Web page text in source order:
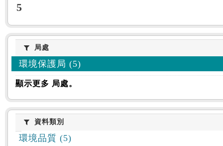
5
局處局處
環境保護局 (5)
顯示更多 局處。
資料類別
資料類別
環境品質 (5)